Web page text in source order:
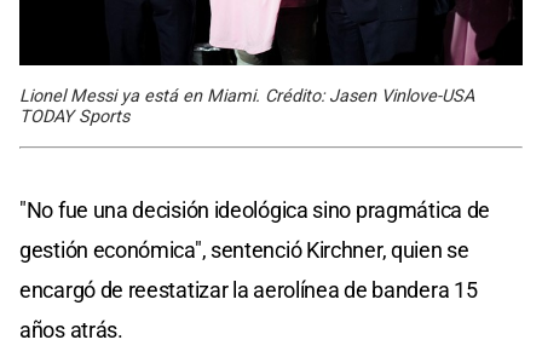
Lionel Messi ya está en Miami. Crédito: Jasen Vinlove-USA
TODAY Sports
"No fue una decisión ideológica sino pragmática de
gestión económica", sentenció Kirchner, quien se
encargó de reestatizar la aerolínea de bandera 15
años atrás.